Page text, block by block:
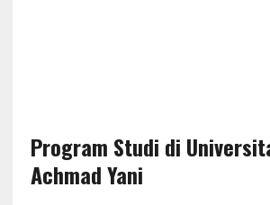
Program Studi di
Achmad Yani